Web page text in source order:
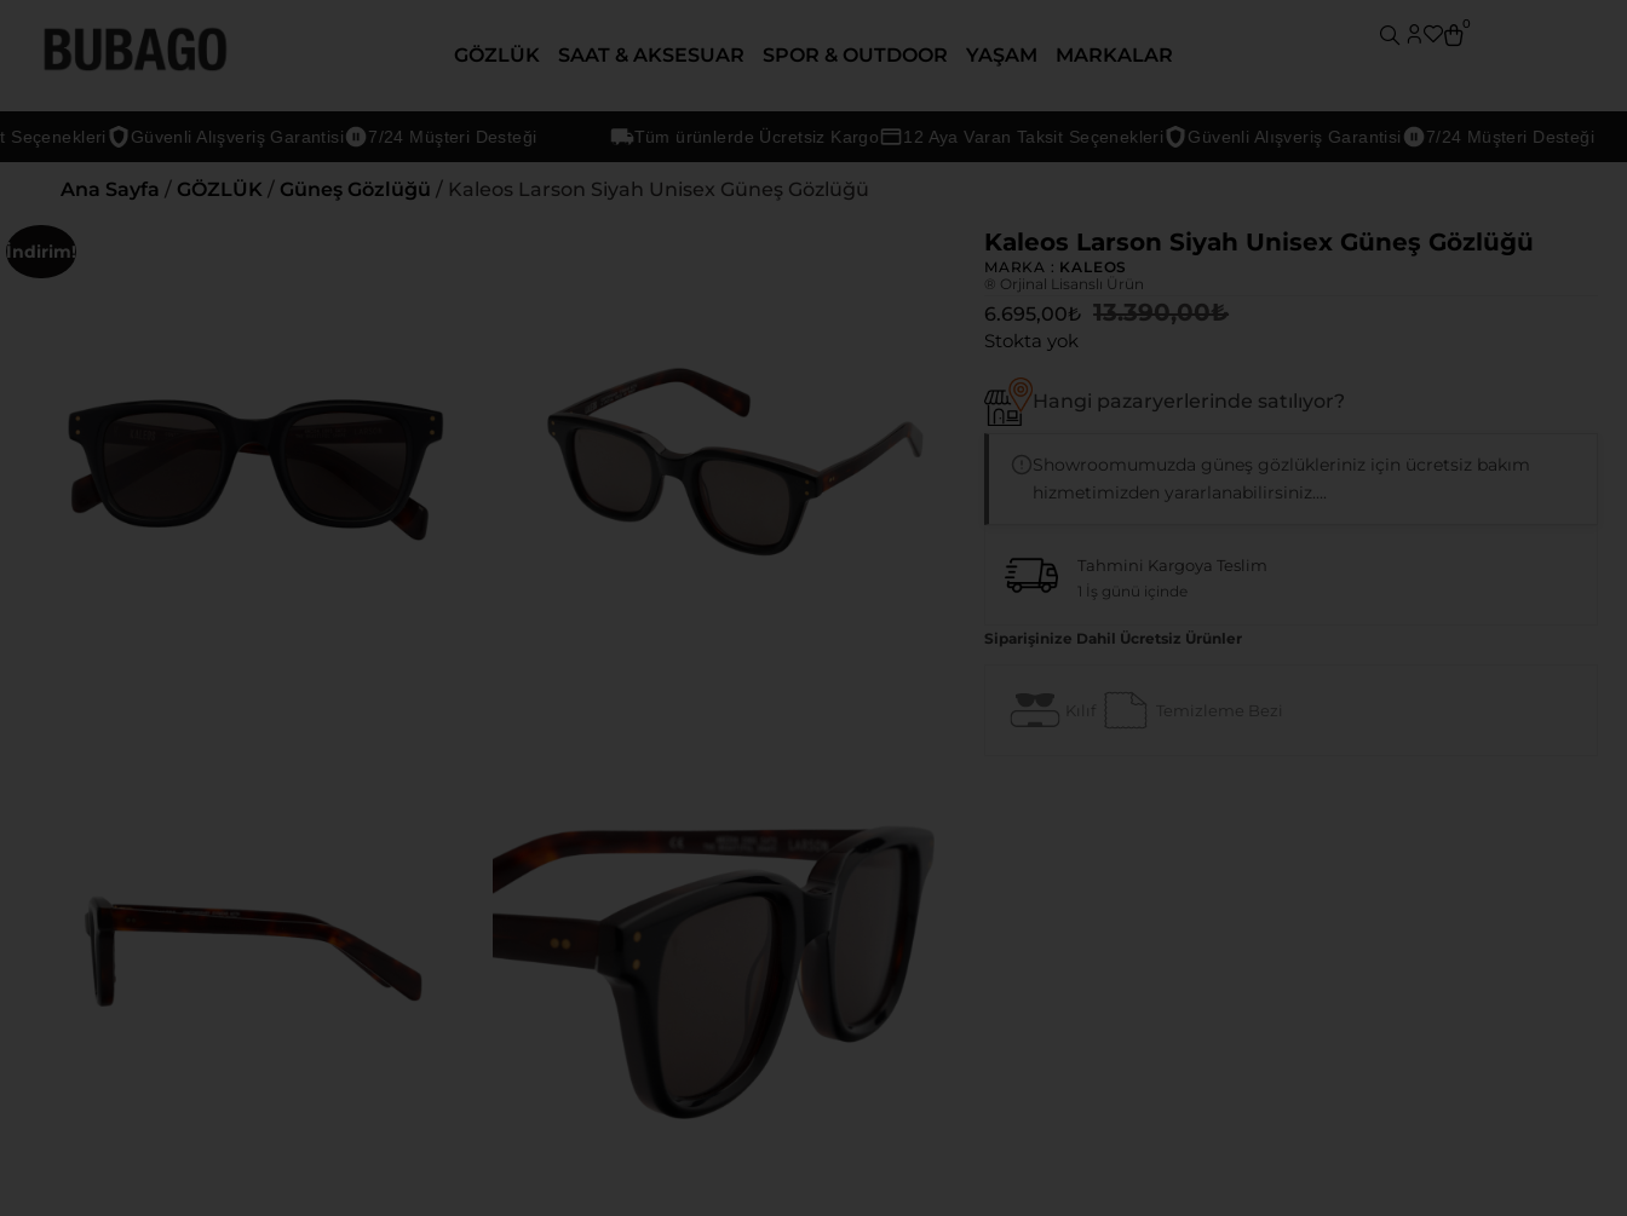
GÖZLÜK SAAT & AKSESUAR SPOR & OUTDOOR YAŞAM MARKALAR
0
Güvenli Alışveriş Garantisi 7/24 Müşteri Desteği Tüm ürünlerde Ücretsiz Kargo 12 Aya Varan Taksit Seçenekleri Güvenli Alışveriş Garantisi 7/24 Müşteri Desteği
Ana Sayfa / GÖZLÜK / Güneş Gözlüğü / Kaleos Larson Siyah Unisex Güneş Gözlüğü
İndirim! Kaleos Larson Siyah Unisex Güneş Gözlüğü
MARKA : KALEOS
® Orjinal Lisanslı Ürün
13.390,00₺
6.695,00₺
Stokta yok
Hangi pazaryerlerinde satılıyor?
Showroomumuzda güneş gözlükleriniz için ücretsiz bakım
hizmetimizden yararlanabilirsiniz....
Tahmini Kargoya Teslim
1 İş günü içinde
Siparişinize Dahil Ücretsiz Ürünler
Kılıf Temizleme Bezi